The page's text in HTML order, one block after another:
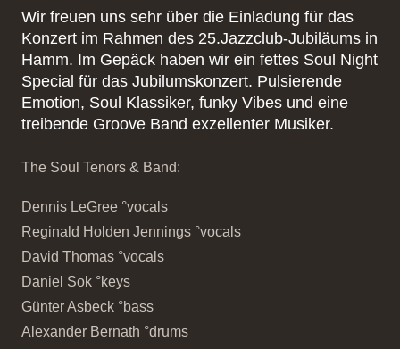
Wir freuen uns sehr über die Einladung für das
Konzert im Rahmen des 25.Jazzclub-Jubiläums in
Hamm. Im Gepäck haben wir ein fettes Soul Night
Special für das Jubilumskonzert. Pulsierende
Emotion, Soul Klassiker, funky Vibes und eine
treibende Groove Band exzellenter Musiker.
The Soul Tenors & Band:
Dennis LeGree °vocals
Reginald Holden Jennings °vocals
David Thomas °vocals
Daniel Sok °keys
Günter Asbeck °bass
Alexander Bernath °drums